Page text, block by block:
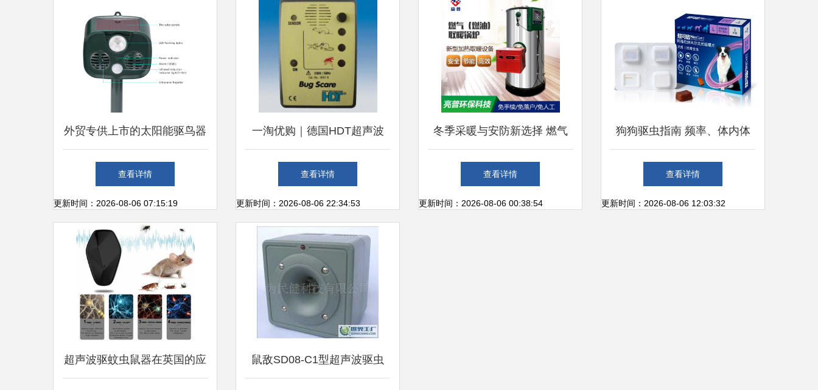
器厂家】-
外贸专供上市的太阳能驱鸟器
与超声波驱鼠器 绿色高效的
动物驱赶解决方案
查看详情
更新时间：2026-08-06 07:15:19
一淘优购｜德国HDT超声波
9001电子驱蚊驱虫驱鼠器，科
技环保守护居家安宁
查看详情
更新时间：2026-08-06 22:34:53
冬季采暖与安防新选择 燃气
燃油供暖设备搭配驱虫驱鼠
器，温暖清净双享受
查看详情
更新时间：2026-08-06 00:38:54
狗狗驱虫指南 频率、体内体
外同步操作与驱鼠器结合建议
查看详情
更新时间：2026-08-06 12:03:32
超声波驱蚊虫鼠器在英国的应 鼠敌SD08-C1型超声波驱虫